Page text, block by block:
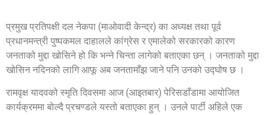
प्रमुख प्रतिपक्षी दल नेकपा (माओवादी केन्द्र) का अध्यक्ष तथा पूर्व
प्रधानमन्त्री पुष्पकमल दाहालले कांग्रेस र एमालेको सरकारको कारण
जनताको मुद्दा खोसिने हो कि भन्ने चिन्ता लागेको बताएका छन् । जनताको मुद्दा
खोसिन नदिनको लागि आफू अब जनतामाँझ जाने पनि उनको उद्घोष छ ।
रामवृक्ष यादवको स्मृति दिवसमा आज (आइतबार) पेरिसडाँडामा आयोजित
कार्यक्रममा बोल्दै प्रचण्डले यस्तो बताएका हुन् । उनले पार्टी अहिले एक